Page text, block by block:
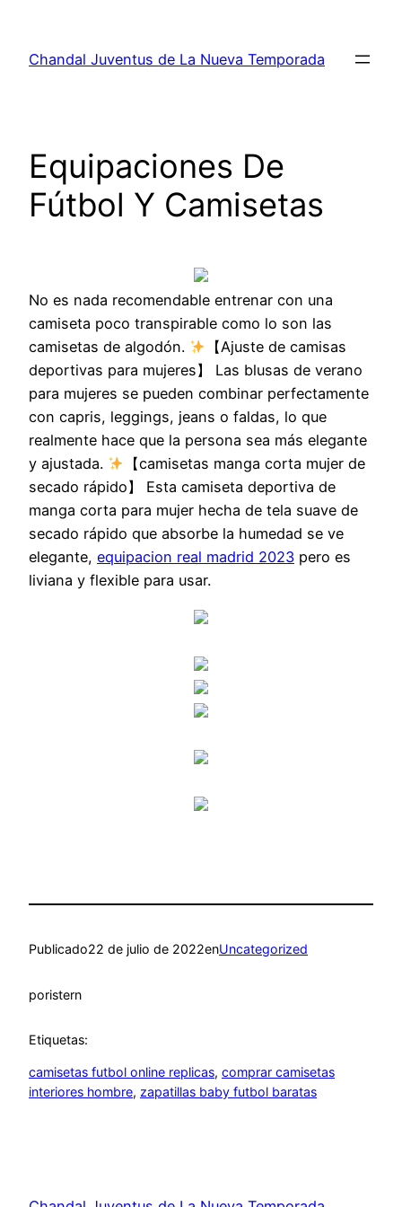
contenido
Chandal Juventus de La Nueva Temporada
Equipaciones De
Fútbol Y Camisetas
No es nada recomendable entrenar con una
camiseta poco transpirable como lo son las
camisetas de algodón.
【Ajuste de camisas
deportivas para mujeres】 Las blusas de verano
para mujeres se pueden combinar perfectamente
con capris, leggings, jeans o faldas, lo que
realmente hace que la persona sea más elegante
y ajustada.
【camisetas manga corta mujer de
secado rápido】 Esta camiseta deportiva de
manga corta para mujer hecha de tela suave de
secado rápido que absorbe la humedad se ve
elegante, equipacion real madrid 2023 pero es
liviana y flexible para usar.
Publicado22 de julio de 2022enUncategorized
poristern
Etiquetas:
camisetas futbol online replicas, comprar camisetas
interiores hombre, zapatillas baby futbol baratas